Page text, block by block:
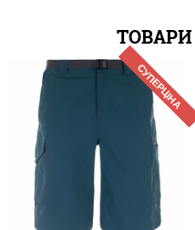
ТОВАРИ
СУПЕРЦІНА